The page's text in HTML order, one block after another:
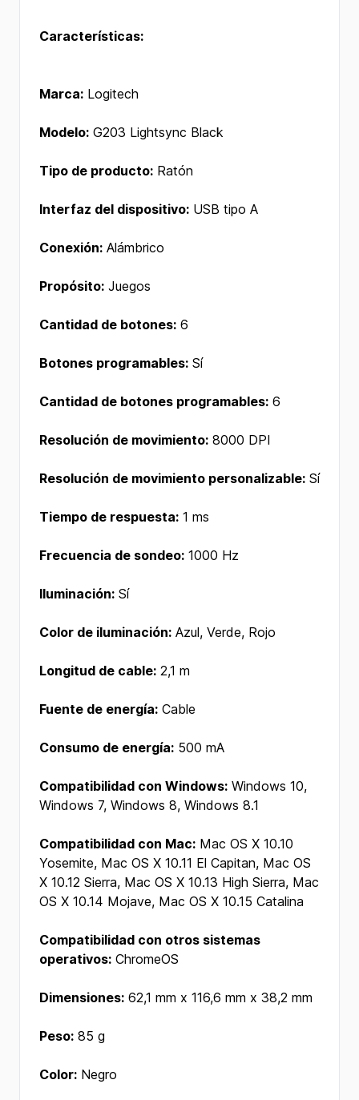
Características:
Marca: Logitech
Modelo: G203 Lightsync Black
Tipo de producto: Ratón
Interfaz del dispositivo: USB tipo A
Conexión: Alámbrico
Propósito: Juegos
Cantidad de botones: 6
Botones programables: Sí
Cantidad de botones programables: 6
Resolución de movimiento: 8000 DPI
Resolución de movimiento personalizable: Sí
Tiempo de respuesta: 1 ms
Frecuencia de sondeo: 1000 Hz
Iluminación: Sí
Color de iluminación: Azul, Verde, Rojo
Longitud de cable: 2,1 m
Fuente de energía: Cable
Consumo de energía: 500 mA
Compatibilidad con Windows: Windows 10,
Windows 7, Windows 8, Windows 8.1
Compatibilidad con Mac: Mac OS X 10.10
Yosemite, Mac OS X 10.11 El Capitan, Mac OS
X 10.12 Sierra, Mac OS X 10.13 High Sierra, Mac
OS X 10.14 Mojave, Mac OS X 10.15 Catalina
Compatibilidad con otros sistemas
operativos: ChromeOS
Dimensiones: 62,1 mm x 116,6 mm x 38,2 mm
Peso: 85 g
Color: Negro